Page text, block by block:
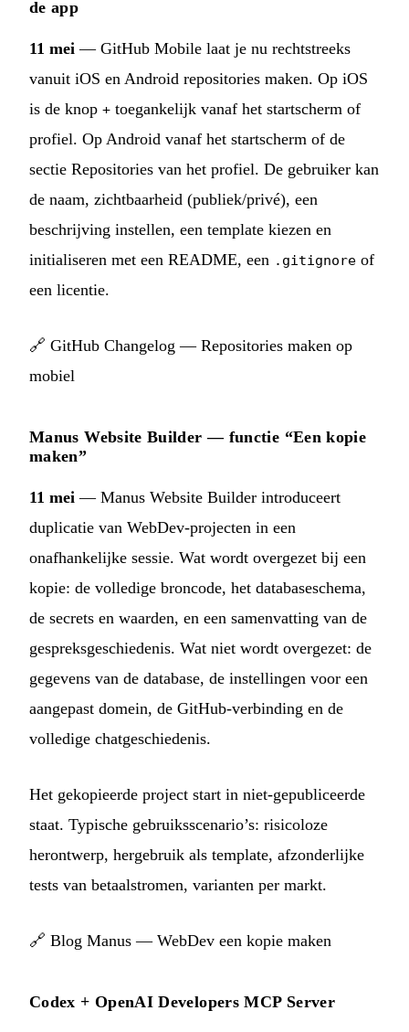
de app
11 mei — GitHub Mobile laat je nu rechtstreeks
vanuit iOS en Android repositories maken. Op iOS
is de knop + toegankelijk vanaf het startscherm of
profiel. Op Android vanaf het startscherm of de
sectie Repositories van het profiel. De gebruiker kan
de naam, zichtbaarheid (publiek/privé), een
beschrijving instellen, een template kiezen en
initialiseren met een README, een .gitignore of
een licentie.
🔗 GitHub Changelog — Repositories maken op
mobiel
Manus Website Builder — functie “Een kopie
maken”
11 mei — Manus Website Builder introduceert
duplicatie van WebDev-projecten in een
onafhankelijke sessie. Wat wordt overgezet bij een
kopie: de volledige broncode, het databaseschema,
de secrets en waarden, en een samenvatting van de
gespreksgeschiedenis. Wat niet wordt overgezet: de
gegevens van de database, de instellingen voor een
aangepast domein, de GitHub-verbinding en de
volledige chatgeschiedenis.
Het gekopieerde project start in niet-gepubliceerde
staat. Typische gebruiksscenario’s: risicoloze
herontwerp, hergebruik als template, afzonderlijke
tests van betaalstromen, varianten per markt.
🔗 Blog Manus — WebDev een kopie maken
Codex + OpenAI Developers MCP Server